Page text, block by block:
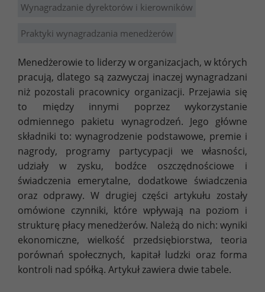
Wynagradzanie dyrektorów i kierowników
Praktyki wynagradzania menedżerów
Menedżerowie to liderzy w organizacjach, w których
pracują, dlatego są zazwyczaj inaczej wynagradzani
niż pozostali pracownicy organizacji. Przejawia się
to między innymi poprzez wykorzystanie
odmiennego pakietu wynagrodzeń. Jego główne
składniki to: wynagrodzenie podstawowe, premie i
nagrody, programy partycypacji we własności,
udziały w zysku, bodźce oszczędnościowe i
świadczenia emerytalne, dodatkowe świadczenia
oraz odprawy. W drugiej części artykułu zostały
omówione czynniki, które wpływają na poziom i
strukturę płacy menedżerów. Należą do nich: wyniki
ekonomiczne, wielkość przedsiębiorstwa, teoria
porównań społecznych, kapitał ludzki oraz forma
kontroli nad spółką. Artykuł zawiera dwie tabele.